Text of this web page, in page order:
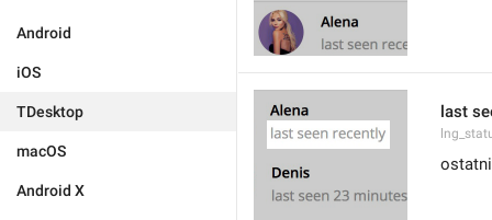
Android
iOS
TDesktop
macOS
Android X
last